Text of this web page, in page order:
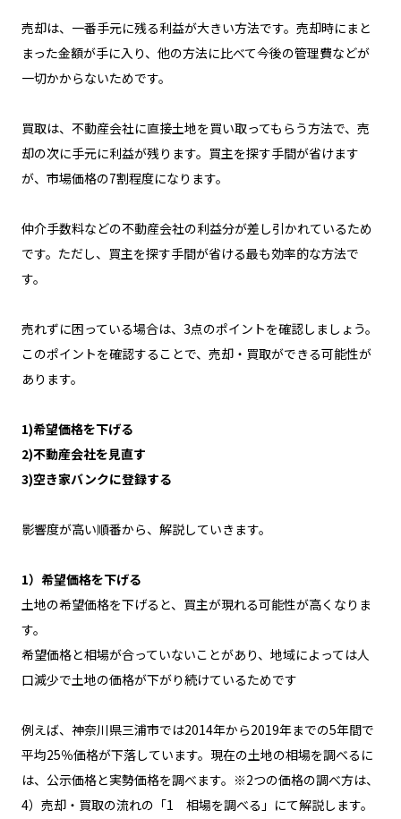
売却は、一番手元に残る利益が大きい方法です。売却時にまと
まった金額が手に入り、他の方法に比べて今後の管理費などが
一切かからないためです。
買取は、不動産会社に直接土地を買い取ってもらう方法で、売
却の次に手元に利益が残ります。買主を探す手間が省けます
が、市場価格の7割程度になります。
仲介手数料などの不動産会社の利益分が差し引かれているため
です。ただし、買主を探す手間が省ける最も効率的な方法で
す。
売れずに困っている場合は、3点のポイントを確認しましょう。
このポイントを確認することで、売却・買取ができる可能性が
あります。
1)希望価格を下げる
2)不動産会社を見直す
3)空き家バンクに登録する
影響度が高い順番から、解説していきます。
1）希望価格を下げる
土地の希望価格を下げると、買主が現れる可能性が高くなりま
す。
希望価格と相場が合っていないことがあり、地域によっては人
口減少で土地の価格が下がり続けているためです
例えば、神奈川県三浦市では2014年から2019年までの5年間で
平均25％価格が下落しています。現在の土地の相場を調べるに
は、公示価格と実勢価格を調べます。※2つの価格の調べ方は、
4）売却・買取の流れの「1 相場を調べる」にて解説します。